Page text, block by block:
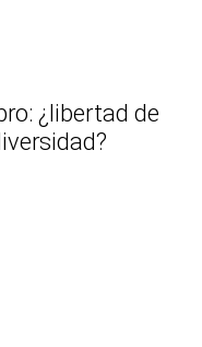
¿libertad de